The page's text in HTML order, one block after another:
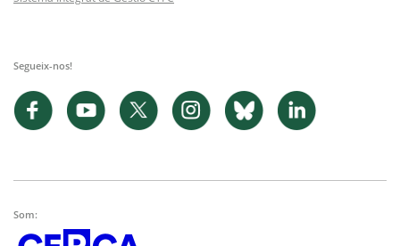
Segueix-nos!
Som: